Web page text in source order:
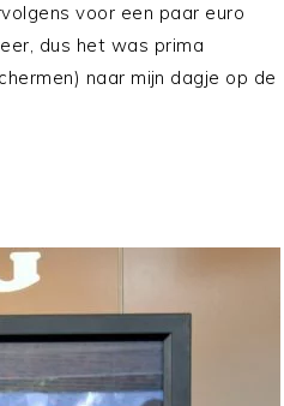
voor een paar euro
dus het was prima
naar mijn dagje op de